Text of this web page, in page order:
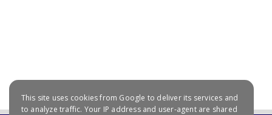
This site uses cookies from Google to deliver its services and
to analyze traffic. Your IP address and user-agent are shared